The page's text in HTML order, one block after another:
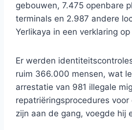
gebouwen, 7.475 openbare
terminals en 2.987 andere
Yerlikaya in een verklaring op
Er werden
ruim 366.000 mensen, wat
arrestatie van 981 illegale
repatriëringsprocedures
zijn aan de gang, voegde hij